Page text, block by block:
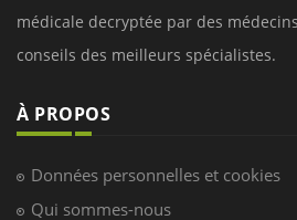
médicale decryptée par des
conseils des meilleurs spécialistes.
À PROPOS
Données personnelles et cookies
Qui sommes-nous